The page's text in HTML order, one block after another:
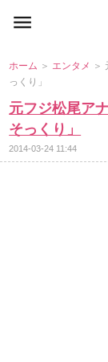
ホーム ＞ エンタメ ＞
っくり」
元フジ松尾ア
そっくり」
2014-03-24 11:44